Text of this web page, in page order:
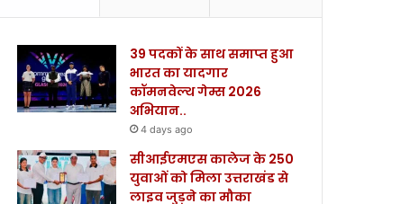
39 पदकों के साथ समाप्त हुआ
भारत का यादगार
कॉमनवेल्थ गेम्स 2026
अभियान..
4 days ago
सीआईएमएस कालेज के 250
युवाओं को मिला उत्तराखंड से
लाइव जुड़ने का मौका